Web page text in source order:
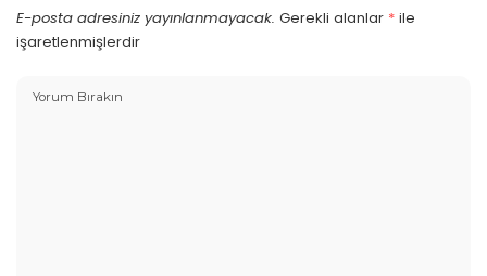
E-posta adresiniz yayınlanmayacak. Gerekli alanlar * ile
işaretlenmişlerdir